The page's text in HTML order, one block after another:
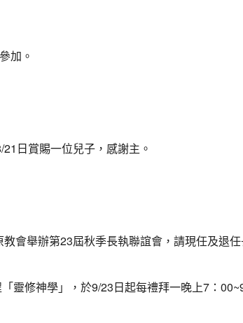
加。
日賞賜一位兒子，感謝主。
會舉辦第23屆秋季長執聯誼會，請現任及退任
靈修神學」，於9/23日起每禮拜一晚上7：